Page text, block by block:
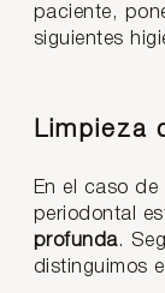
paciente,
siguientes
Limpieza
En el caso de
periodontal
profunda.
distinguimos